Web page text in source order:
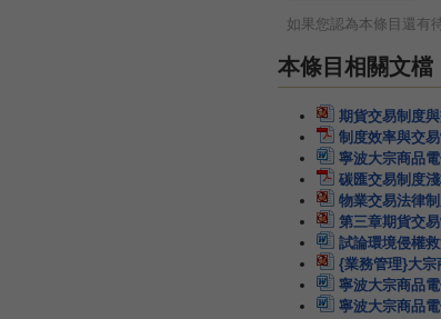
如果您認為本條目還有
本條目相關文檔
期貨交易制度
制度效率與交
寧波大宗商品
碳匯交易制度
物業交易法律
第三章期貨交
試論環境侵權
{業務管理}大宗
寧波大宗商品
寧波大宗商品